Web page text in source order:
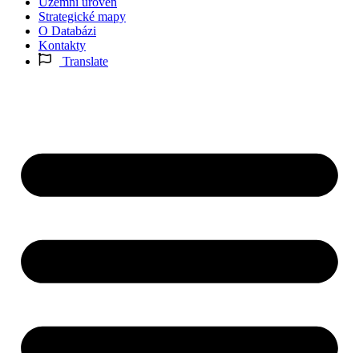
Strategické mapy
O Databázi
Kontakty
Translate